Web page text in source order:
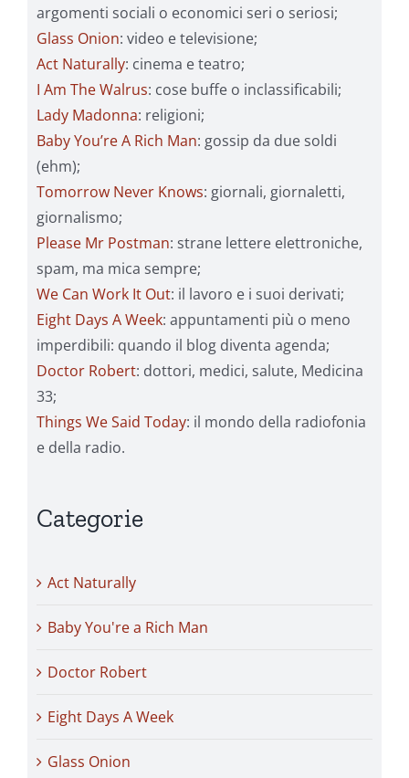
argomenti sociali o economici seri o seriosi;
Glass Onion: video e televisione;
Act Naturally: cinema e teatro;
I Am The Walrus: cose buffe o inclassificabili;
Lady Madonna: religioni;
Baby You’re A Rich Man: gossip da due soldi
(ehm);
Tomorrow Never Knows: giornali, giornaletti,
giornalismo;
Please Mr Postman: strane lettere elettroniche,
spam, ma mica sempre;
We Can Work It Out: il lavoro e i suoi derivati;
Eight Days A Week: appuntamenti più o meno
imperdibili: quando il blog diventa agenda;
Doctor Robert: dottori, medici, salute, Medicina
33;
Things We Said Today: il mondo della radiofonia
e della radio.
Categorie
Act Naturally
Baby You're a Rich Man
Doctor Robert
Eight Days A Week
Glass Onion